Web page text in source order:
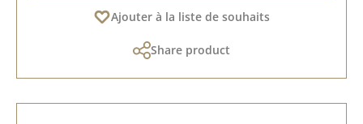
Ajouter à la liste de souhaits
Share product